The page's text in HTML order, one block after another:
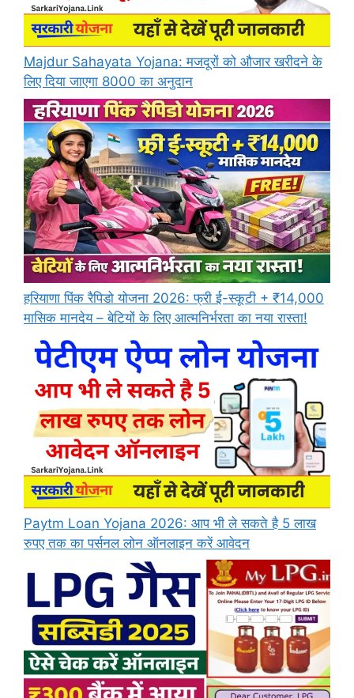
Majdur Sahayata Yojana: मजदूरों को औजार खरीदने के
लिए दिया जाएगा 8000 का अनुदान
हरियाणा पिंक रैपिडो योजना 2026: फ्री ई-स्कूटी + ₹14,000
मासिक मानदेय – बेटियों के लिए आत्मनिर्भरता का नया रास्ता!
Paytm Loan Yojana 2026: आप भी ले सकते है 5 लाख
रुपए तक का पर्सनल लोन ऑनलाइन करें आवेदन